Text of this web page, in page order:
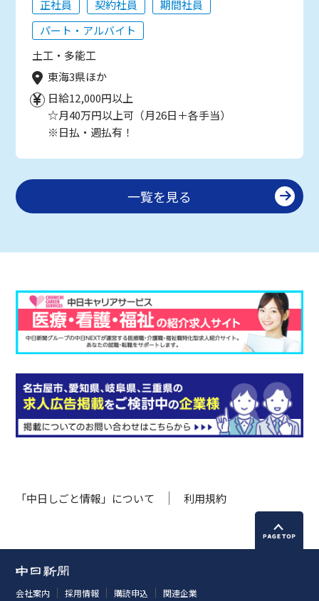
正社員 契約社員
期間社員
パート・アルバイト
土工・多能工
東海3県ほか
日給12,000円以上
☆月40万円以上可（月26日＋各手当）
※日払・週払有！
一覧を見る
「中日しごと情報」について 利用規約
会社案内 採用情報 購読申込 関連企業